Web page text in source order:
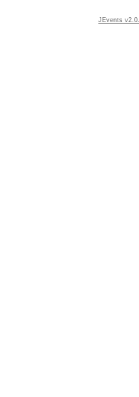
JEvents